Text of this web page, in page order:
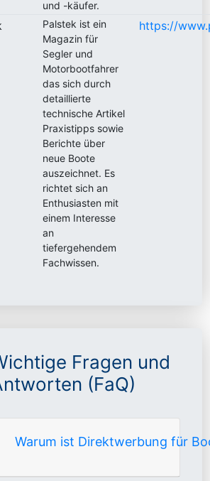
und -käufer.
Palstek ist ein
Magazin für
Segler und
Motorbootfahrer
das sich durch
detaillierte
technische Artikel
Praxistipps sowie
Berichte über
neue Boote
auszeichnet. Es
richtet sich an
Enthusiasten mit
einem Interesse
an
tiefergehendem
Fachwissen.
https://
Fragen und
(FaQ)
Warum ist Direktwerbung für